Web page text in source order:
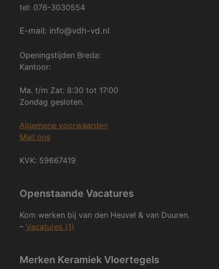
tel: 076-3030554
E-mail: info@vdh-vd.nl
Openingstijden Breda:
Kantoor:
Ma. t/m Zat: 8:30 tot 17:00
Zondag gesloten.
Algemene voorwaarden
Mail ons
KVK: 59667419
Openstaande Vacatures
Kom werken bij van den Heuvel & van Duuren.
– Vacatures (1)
Merken Keramiek Vloertegels